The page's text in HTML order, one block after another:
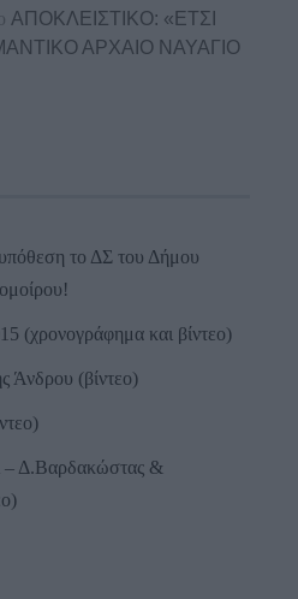
ΑΠΟΚΛΕΙΣΤΙΚΟ: «ΕΤΣΙ
ΑΡΧΑΙΟ ΝΑΥΑΓΙΟ
το ΔΣ του Δήμου
(χρονογράφημα και βίντεο)
Άνδρου (βίντεο)
– Δ.Βαρδακώστας &